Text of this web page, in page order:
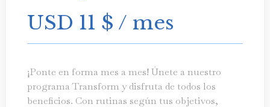
USD 11 $ / mes
¡Ponte en forma mes a mes! Únete a nuestro
programa Transform y disfruta de todos los
beneficios. Con rutinas según tus objetivos,